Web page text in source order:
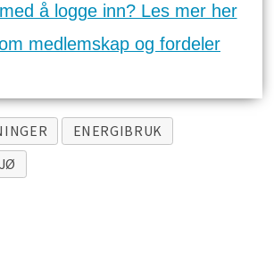
å logge inn? Les mer her
medlemskap og fordeler
ENERGIBRUK